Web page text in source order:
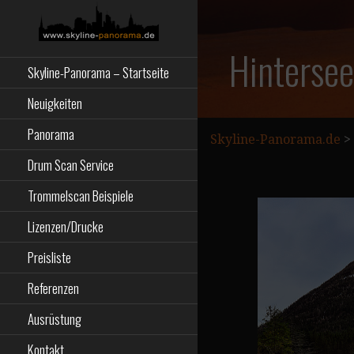
SKYLINE-
PANORAMA.DE
Skyline-Panorama – Startseite
Neuigkeiten
Panorama
Drum Scan Service
Trommelscan Beispiele
Lizenzen/Drucke
Preisliste
Referenzen
Ausrüstung
Kontakt
Skyline-Panorama.de >